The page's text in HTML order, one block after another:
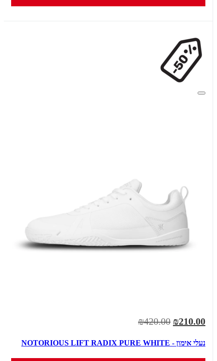
₪210.00
₪420.00
נעלי אימון - NOTORIOUS LIFT RADIX PURE WHITE